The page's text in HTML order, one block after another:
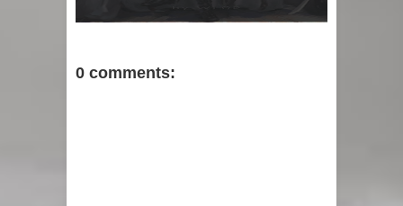
0 comments: